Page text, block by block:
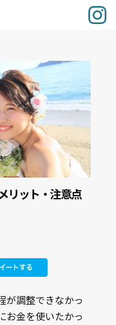
リット・注意点
が調整できなかっ
お金を使いたかっ